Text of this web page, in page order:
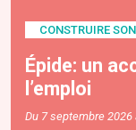
CONSTRUIRE
Épide: un
l’emploi
Du 7 septembre